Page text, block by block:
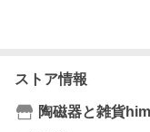
ストア情報
陶磁器と雑貨